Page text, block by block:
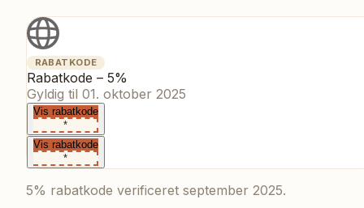
RABATKODE
Rabatkode – 5%
Gyldig til 01. oktober 2025
Vis rabatkode
*
Vis rabatkode
*
5% rabatkode verificeret september 2025.